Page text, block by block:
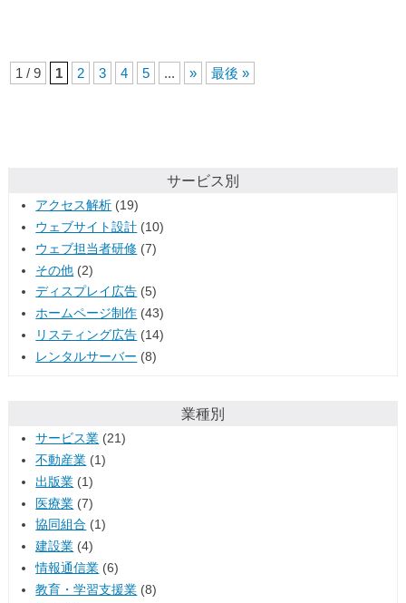
1 / 9 1 2 3 4 5 ... » 最後 »
サービス別
アクセス解析 (19)
ウェブサイト設計 (10)
ウェブ担当者研修 (7)
その他 (2)
ディスプレイ広告 (5)
ホームページ制作 (43)
リスティング広告 (14)
レンタルサーバー (8)
業種別
サービス業 (21)
不動産業 (1)
出版業 (1)
医療業 (7)
協同組合 (1)
建設業 (4)
情報通信業 (6)
教育・学習支援業 (8)